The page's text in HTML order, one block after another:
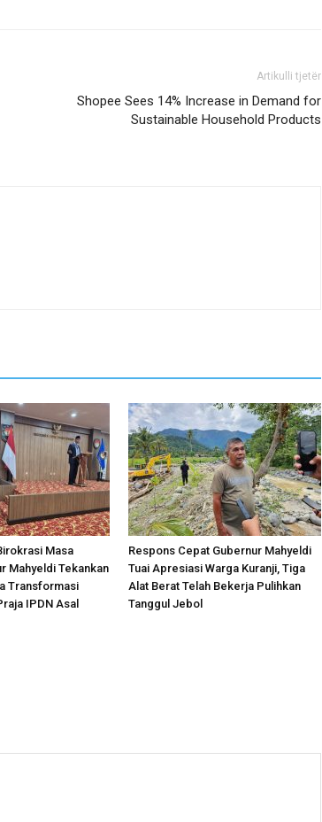
Artikulli tjetër
Shopee Sees 14% Increase in Demand for
Sustainable Household Products
Masa
Mahyeldi Tekankan
Transformasi
IPDN Asal
Respons Cepat Gubernur Mahyeldi
Tuai Apresiasi Warga Kuranji, Tiga
Alat Berat Telah Bekerja Pulihkan
Tanggul Jebol